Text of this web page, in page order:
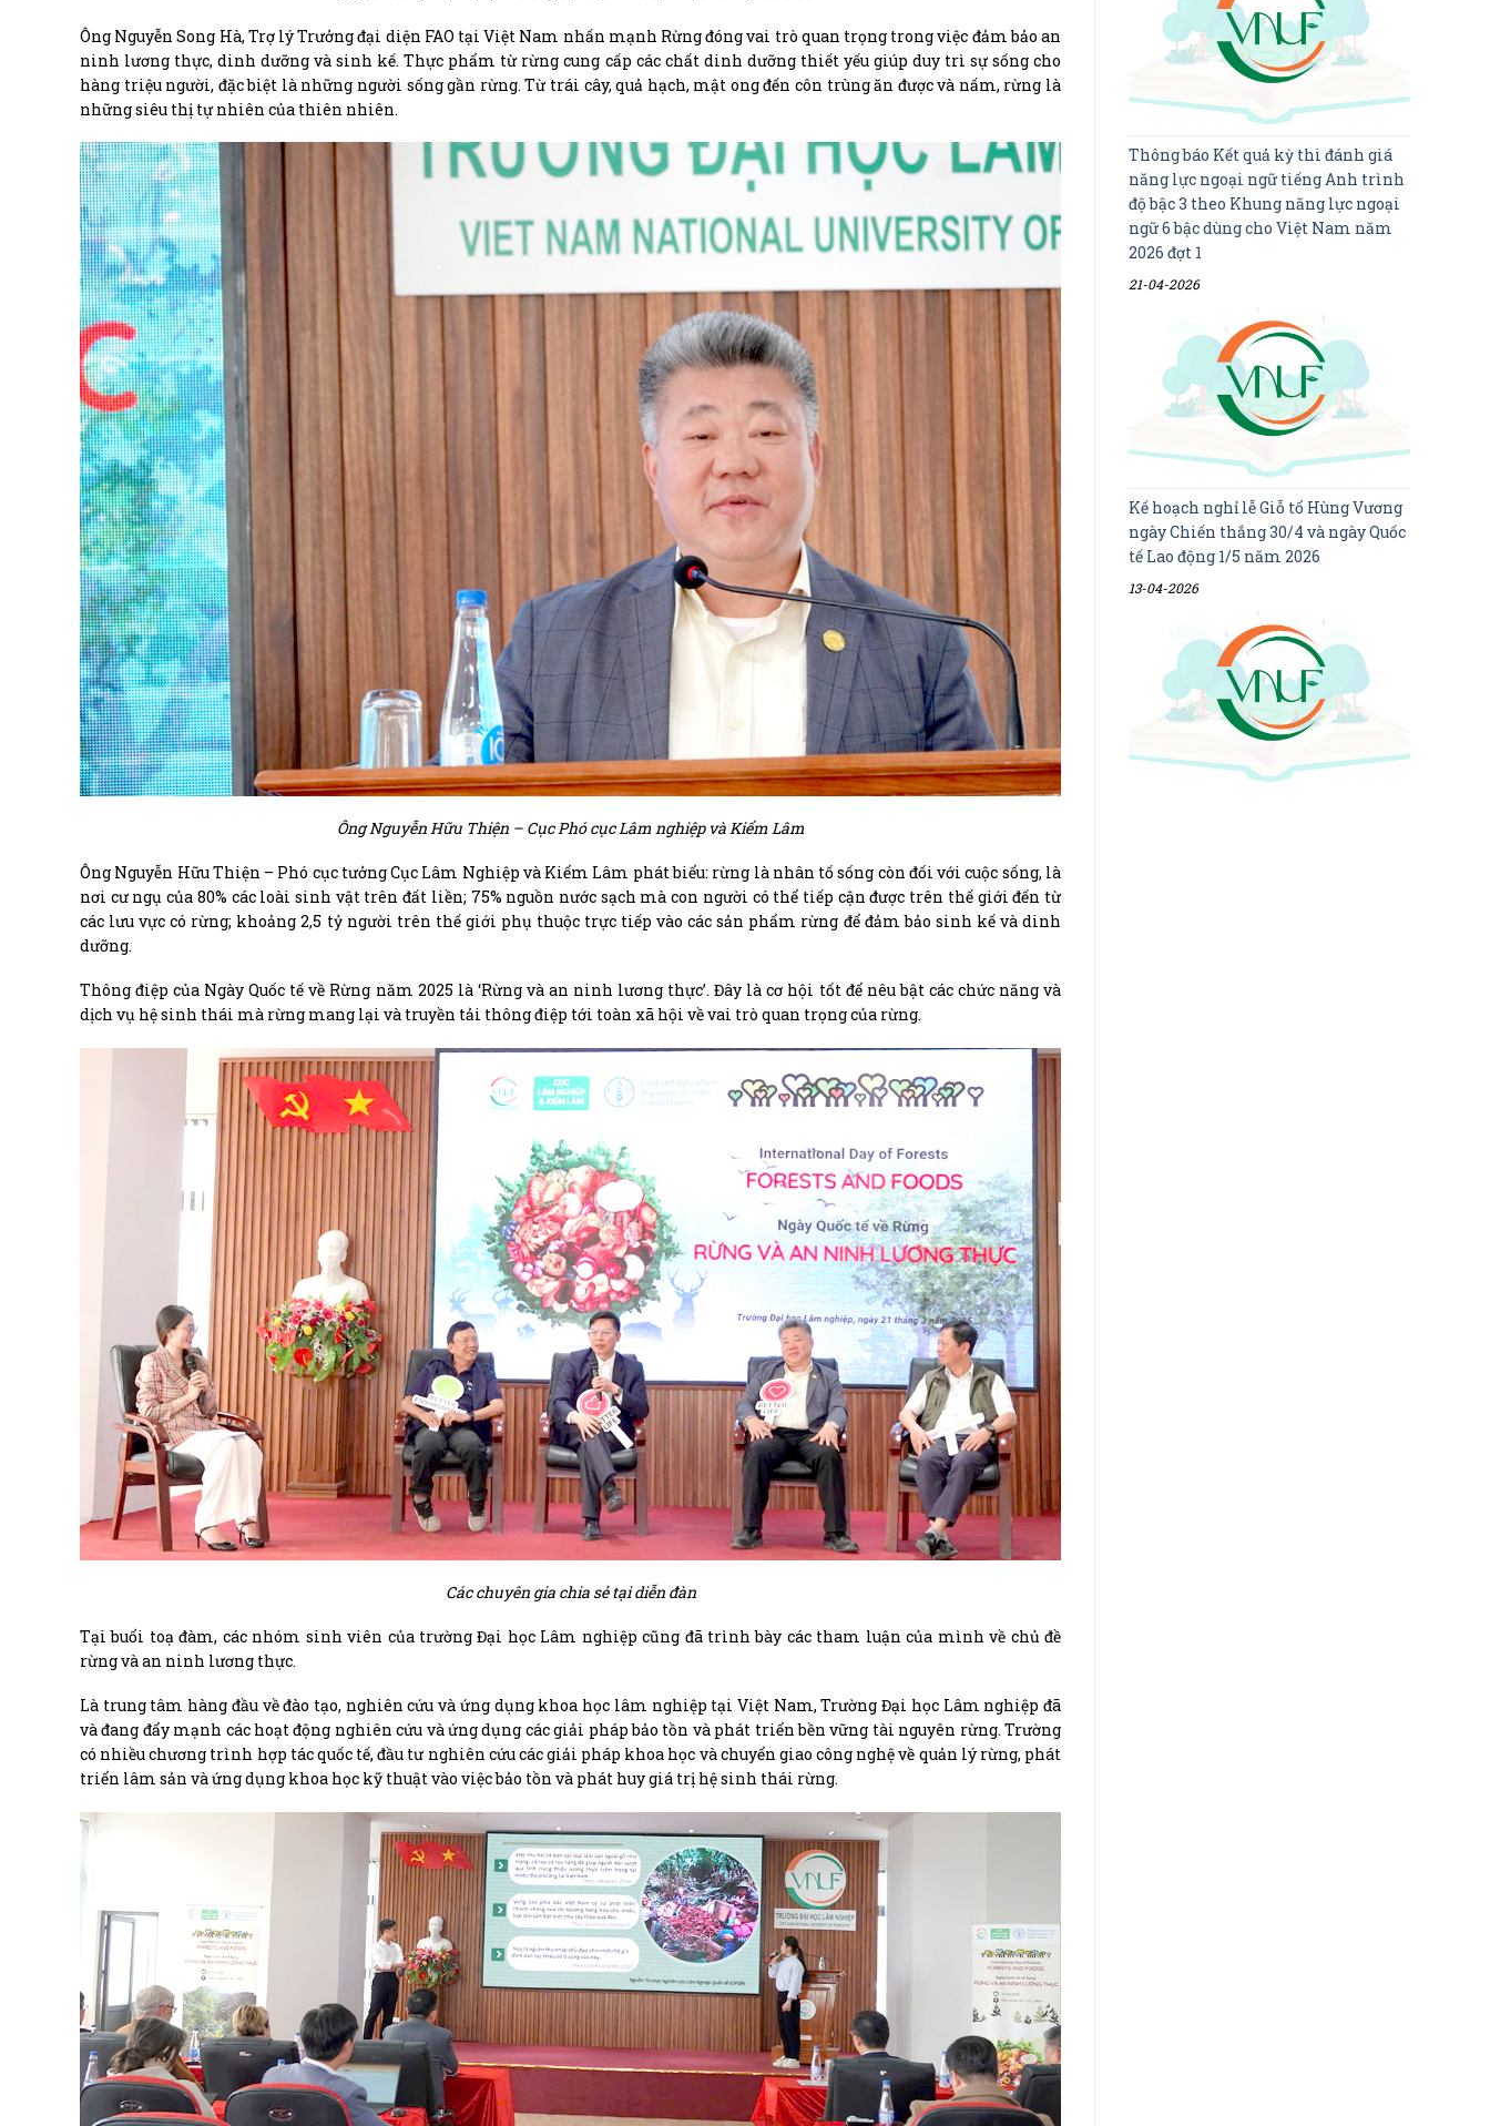
Ông Nguyễn Song Hà, Trợ lý Trưởng đại diện FAO tại Việt Nam nhấn mạnh Rừng đóng vai trò quan trọng trong việc đảm bảo an
ninh lương thực, dinh dưỡng và sinh kế. Thực phẩm từ rừng cung cấp các chất dinh dưỡng thiết yếu giúp duy trì sự sống cho
hàng triệu người, đặc biệt là những người sống gần rừng. Từ trái cây, quả hạch, mật ong đến côn trùng ăn được và nấm, rừng là
những siêu thị tự nhiên của thiên nhiên.
Ông Nguyễn Hữu Thiện – Cục Phó cục Lâm nghiệp và Kiểm Lâm
Ông Nguyễn Hữu Thiện – Phó cục tưởng Cục Lâm Nghiệp và Kiểm Lâm phát biểu: rừng là nhân tố sống còn đối với cuộc sống, là
nơi cư ngụ của 80% các loài sinh vật trên đất liền; 75% nguồn nước sạch mà con người có thể tiếp cận được trên thế giới đến từ
các lưu vực có rừng; khoảng 2,5 tỷ người trên thế giới phụ thuộc trực tiếp vào các sản phẩm rừng để đảm bảo sinh kế và dinh
dưỡng.
Thông điệp của Ngày Quốc tế về Rừng năm 2025 là ‘Rừng và an ninh lương thực’. Đây là cơ hội tốt để nêu bật các chức năng và
dịch vụ hệ sinh thái mà rừng mang lại và truyền tải thông điệp tới toàn xã hội về vai trò quan trọng của rừng.
Các chuyên gia chia sẻ tại diễn đàn
Tại buổi toạ đàm, các nhóm sinh viên của trường Đại học Lâm nghiệp cũng đã trình bày các tham luận của mình về chủ đề
rừng và an ninh lương thực.
Là trung tâm hàng đầu về đào tạo, nghiên cứu và ứng dụng khoa học lâm nghiệp tại Việt Nam, Trường Đại học Lâm nghiệp đã
và đang đẩy mạnh các hoạt động nghiên cứu và ứng dụng các giải pháp bảo tồn và phát triển bền vững tài nguyên rừng. Trường
có nhiều chương trình hợp tác quốc tế, đầu tư nghiên cứu các giải pháp khoa học và chuyển giao công nghệ về quản lý rừng, phát
triển lâm sản và ứng dụng khoa học kỹ thuật vào việc bảo tồn và phát huy giá trị hệ sinh thái rừng.
Thông báo Kết quả kỳ thi đánh giá
năng lực ngoại ngữ tiếng Anh trình
độ bậc 3 theo Khung năng lực ngoại
ngữ 6 bậc dùng cho Việt Nam năm
2026 đợt 1
21-04-2026
Kế hoạch nghỉ lễ Giỗ tổ Hùng Vương
ngày Chiến thắng 30/4 và ngày Quốc
tế Lao động 1/5 năm 2026
13-04-2026